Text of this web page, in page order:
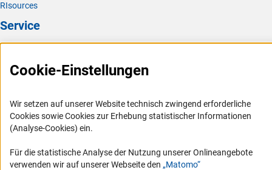
RIsources
Service
FAQ
Logo und Corporate Design
RSS-Feeds
Vergabeverfahren
Cookie-Einstellungen
Wir setzen auf unserer Website technisch zwingend erforderliche
Cookies sowie Cookies zur Erhebung statistischer Informationen
(Analyse-Cookies) ein.
Für die statistische Analyse der Nutzung unserer Onlineangebote
verwenden wir auf unserer Webseite den „Matomo“